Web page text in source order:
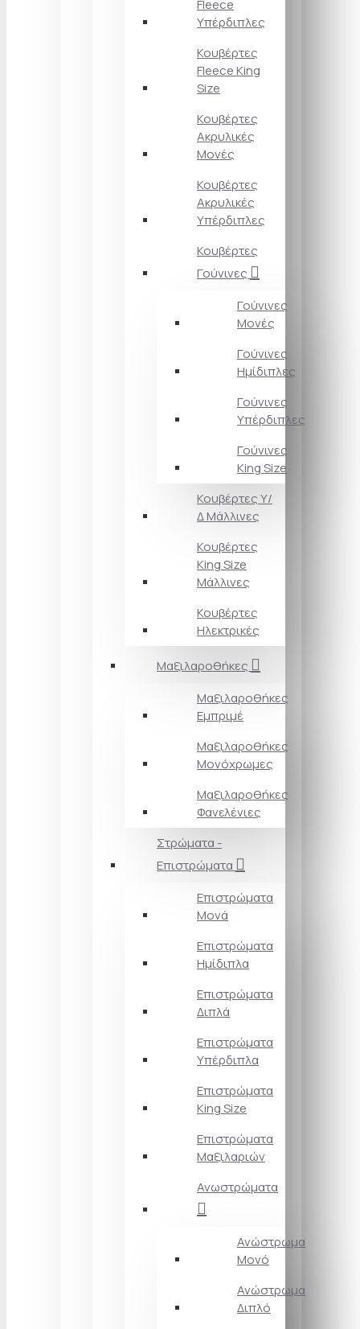
Fleece
Υπέρδιπλες
Κουβέρτες
Fleece King
Size
Κουβέρτες
Ακρυλικές
Μονές
Κουβέρτες
Ακρυλικές
Υπέρδιπλες
Κουβέρτες
Γούνινες
Γούνινες
Μονές
Γούνινες
Ημίδιπλες
Γούνινες
Υπέρδιπλες
Γούνινες
King Size
Κουβέρτες Υ/
Δ Μάλλινες
Κουβέρτες
King Size
Μάλλινες
Κουβέρτες
Ηλεκτρικές
Μαξιλαροθήκες
Μαξιλαροθήκες
Εμπριμέ
Μαξιλαροθήκες
Μονόχρωμες
Μαξιλαροθήκες
Φανελένιες
Στρώματα -
Επιστρώματα
Επιστρώματα
Μονά
Επιστρώματα
Ημίδιπλα
Επιστρώματα
Διπλά
Επιστρώματα
Υπέρδιπλα
Επιστρώματα
King Size
Επιστρώματα
Μαξιλαριών
Ανωστρώματα
Ανώστρωμα
Μονό
Ανώστρωμα
Διπλό